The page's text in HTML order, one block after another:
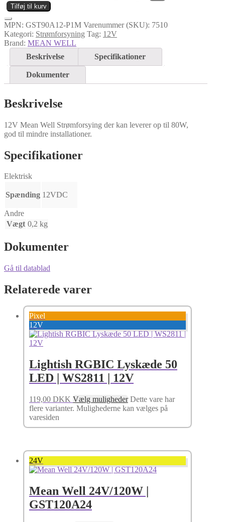
Tilføj til kurv
MPN: GST90A12-P1M Varenummer (SKU): 7510
Kategori: Strømforsyning Tag: 12V
Brand: MEAN WELL
Beskrivelse
Specifikationer
Dokumenter
Beskrivelse
12V Mean Well Strømforsying der kan leverer op til 80W,
god til mindre installationer.
Specifikationer
Elektrisk
Spænding 12VDC
Andre
Vægt 0,2 kg
Dokumenter
Gå til datablad
Relaterede varer
Pixel
12V
Lightish RGBIC Lyskæde 50
LED | WS2811 | 12V
119,00 DKK Vælg muligheder Dette vare har
flere varianter. Mulighederne kan vælges på
varesiden
24V
Mean Well 24V/120W |
GST120A24